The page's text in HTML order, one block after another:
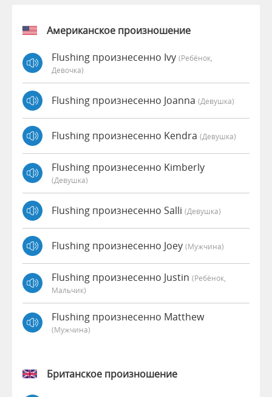
Американское произношение
Flushing произнесенно Ivy (Ребёнок,
Девочка)
Flushing произнесенно Joanna (девушка)
Flushing произнесенно Kendra (девушка)
Flushing произнесенно Kimberly
(девушка)
Flushing произнесенно Salli (девушка)
Flushing произнесенно Joey (мужчина)
Flushing произнесенно Justin (Ребёнок,
Мальчик)
Flushing произнесенно Matthew
(мужчина)
Британское произношение